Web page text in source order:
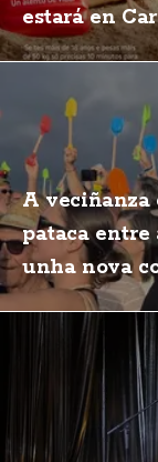
estará en
A veciñanza
pataca entre
unha nova